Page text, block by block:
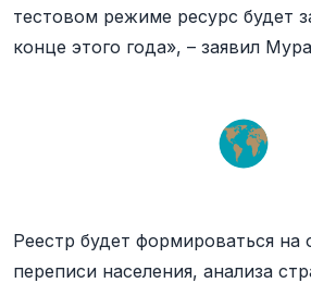
тестовом режиме ресурс будет
конце этого года», – заявил
Реестр будет формироваться
переписи населения, анализа